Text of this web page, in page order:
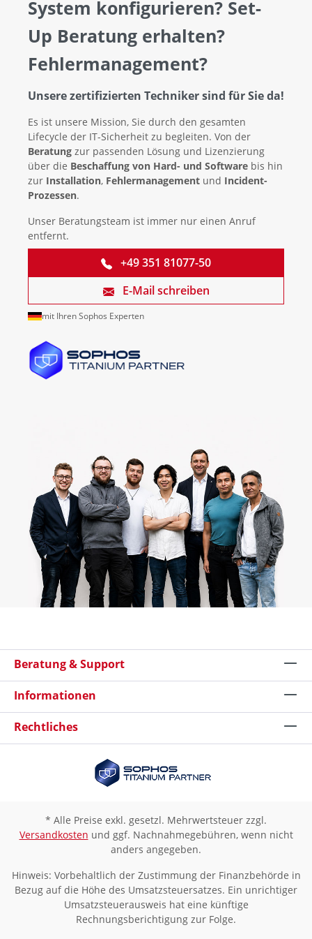
System konfigurieren? Set-
Up Beratung erhalten?
Fehlermanagement?
Unsere zertifizierten Techniker sind für Sie da!
Es ist unsere Mission, Sie durch den gesamten
Lifecycle der IT-Sicherheit zu begleiten. Von der
Beratung zur passenden Lösung und Lizenzierung
über die Beschaffung von Hard- und Software bis hin
zur Installation, Fehlermanagement und Incident-
Prozessen.
Unser Beratungsteam ist immer nur einen Anruf
entfernt.
+49 351 81077-50
E-Mail schreiben
mit Ihren Sophos Experten
Beratung & Support
Informationen
Rechtliches
* Alle Preise exkl. gesetzl. Mehrwertsteuer zzgl.
Versandkosten und ggf. Nachnahmegebühren, wenn nicht
anders angegeben.
Hinweis: Vorbehaltlich der Zustimmung der Finanzbehörde in
Bezug auf die Höhe des Umsatzsteuersatzes. Ein unrichtiger
Umsatzsteuerausweis hat eine künftige
Rechnungsberichtigung zur Folge.